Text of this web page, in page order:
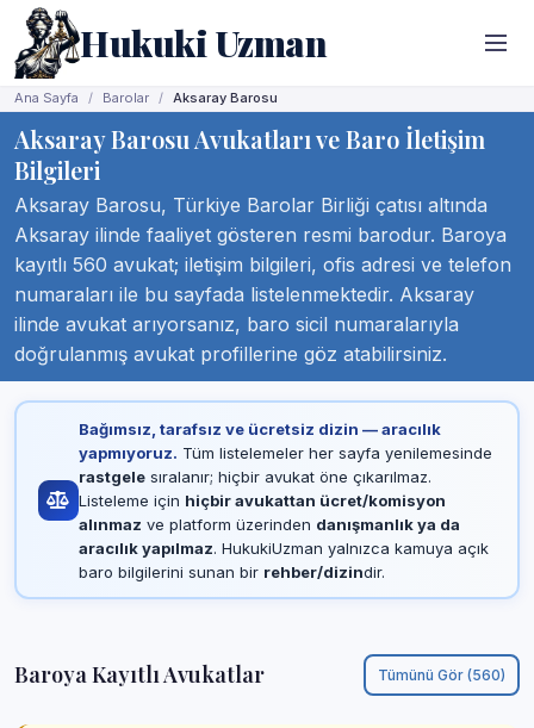
Hukuki Uzman
Ana Sayfa Barolar Aksaray Barosu
Aksaray Barosu Avukatları ve Baro İletişim
Bilgileri
Aksaray Barosu, Türkiye Barolar Birliği çatısı altında
Aksaray ilinde faaliyet gösteren resmi barodur. Baroya
kayıtlı 560 avukat; iletişim bilgileri, ofis adresi ve telefon
numaraları ile bu sayfada listelenmektedir. Aksaray
ilinde avukat arıyorsanız, baro sicil numaralarıyla
doğrulanmış avukat profillerine göz atabilirsiniz.
Bağımsız, tarafsız ve ücretsiz dizin — aracılık
yapmıyoruz. Tüm listelemeler her sayfa yenilemesinde
rastgelesıralanır; hiçbir avukat öne çıkarılmaz.
Listeleme için hiçbir avukattan ücret/komisyon
alınmaz ve platform üzerinden danışmanlık ya da
aracılık yapılmaz. HukukiUzman yalnızca kamuya açık
baro bilgilerini sunan bir rehber/dizindir.
Baroya Kayıtlı Avukatlar Tümünü Gör (560)